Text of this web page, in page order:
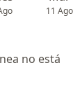
11 Ago
no está